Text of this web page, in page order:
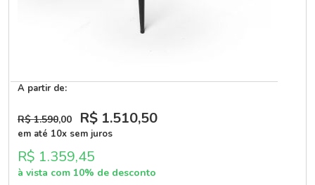
A partir de:
R$ 1.590,00 R$ 1.510,50
em até 10x sem juros
R$ 1.359,45
à vista com 10% de desconto